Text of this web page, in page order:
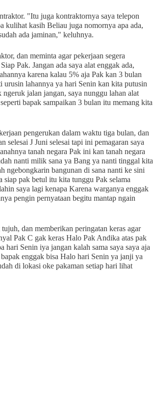
"Itu juga kontraktornya saya telepon
kulihat kasih Beliau juga nomornya apa ada,
ada jaminan," keluhnya.
dan meminta agar pekerjaan segera
Pak. Jangan ada saya alat enggak ada,
karena kalau 5% aja Pak kan 3 bulan
urusin lahannya ya hari Senin kan kita putusin
jalan jangan, saya nunggu lahan alat
bapak sampaikan 3 bulan itu memang kita
pengerukan dalam waktu tiga bulan, dan
selesai J Juni selesai tapi ini pemagaran saya
tanah negara Pak ini kan tanah negara
nanti milik sana ya Bang ya nanti tinggal kita
ngebongkarin bangunan di sana nanti ke sini
pak betul itu kita tunggu Pak selama
saya lagi kenapa Karena warganya enggak
pengin pernyataan begitu mantap ngain
dan memberikan peringatan keras agar
Pak C gak keras Halo Pak Andika atas pak
hari Senin iya jangan kalah sama saya saya aja
enggak bisa Halo hari Senin ya janji ya
di lokasi oke pakaman setiap hari lihat